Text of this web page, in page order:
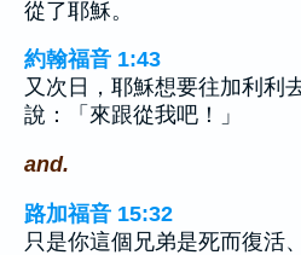
從了耶穌。
約翰福音 1:43
又次日，耶穌想要往加利利
說：「來跟從我吧！」
and.
路加福音 15:32
只是你這個兄弟是死而復活